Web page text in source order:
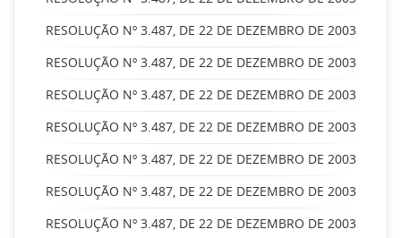
RESOLUÇÃO Nº 3.487, DE 22 DE DEZEMBRO DE 2003
RESOLUÇÃO Nº 3.487, DE 22 DE DEZEMBRO DE 2003
RESOLUÇÃO Nº 3.487, DE 22 DE DEZEMBRO DE 2003
RESOLUÇÃO Nº 3.487, DE 22 DE DEZEMBRO DE 2003
RESOLUÇÃO Nº 3.487, DE 22 DE DEZEMBRO DE 2003
RESOLUÇÃO Nº 3.487, DE 22 DE DEZEMBRO DE 2003
RESOLUÇÃO Nº 3.487, DE 22 DE DEZEMBRO DE 2003